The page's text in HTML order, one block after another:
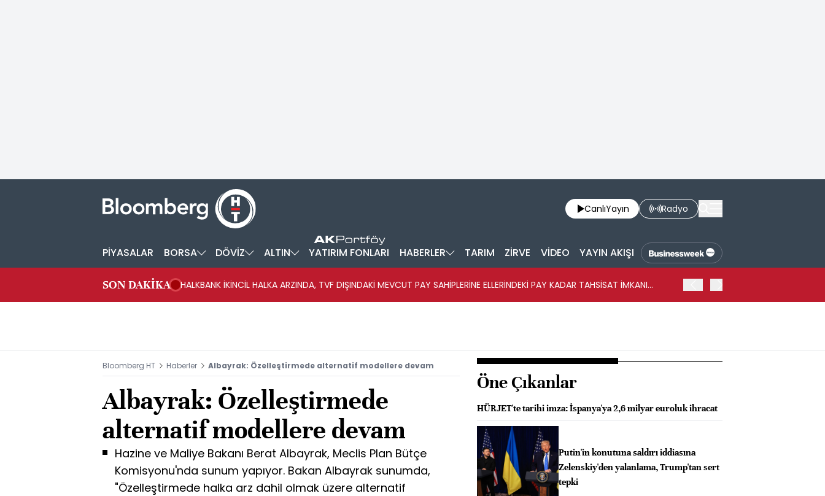
CanlıYayın Radyo
PİYASALAR BORSA DÖVİZ ALTIN YATIRIM FONLARI HABERLER TARIM ZİRVE VİDEO YAYIN AKIŞI
SON DAKİKA
HALKBANK İKİNCİL HALKA ARZINDA, TVF DIŞINDAKİ MEVCUT PAY SAHİPLERİNE ELLERİNDEKİ PAY KADAR TAHSİSAT İMKANI
Bloomberg HT Haberler Albayrak: Özelleştirmede alternatif modellere devam
Albayrak: Özelleştirmede
alternatif modellere devam
Hazine ve Maliye Bakanı Berat Albayrak, Meclis Plan Bütçe
Komisyonu'nda sunum yapıyor. Bakan Albayrak sunumda,
"Özelleştirmede halka arz dahil olmak üzere alternatif
Öne Çıkanlar
HÜRJET'te tarihi imza: İspanya'ya 2,6 milyar euroluk ihracat
Putin'in konutuna saldırı iddiasına
Zelenskiy'den yalanlama, Trump'tan sert
tepki